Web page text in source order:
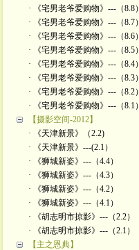
· 《宅男老爷爱购物》---（8.8）
· 《宅男老爷爱购物》---（8.7）
· 《宅男老爷爱购物》---（8.6）
· 《宅男老爷爱购物》---（8.5）
· 《宅男老爷爱购物》---（8.4）
· 《宅男老爷爱购物》---（8.3）
· 《宅男老爷爱购物》---（8.2）
· 《宅男老爷爱购物》---（8.1）
【摄影空间-2012】
· 《天津新景》（2.2)
· 《天津新景》---(2.1）
· 《狮城新姿》---（4.4）
· 《狮城新姿》---（4.3）
· 《狮城新姿》---（4.2）
· 《狮城新姿》---（4.1）
· 《胡志明市掠影》---（2.2）
· 《胡志明市掠影》---（2.1）
【主之恩典】